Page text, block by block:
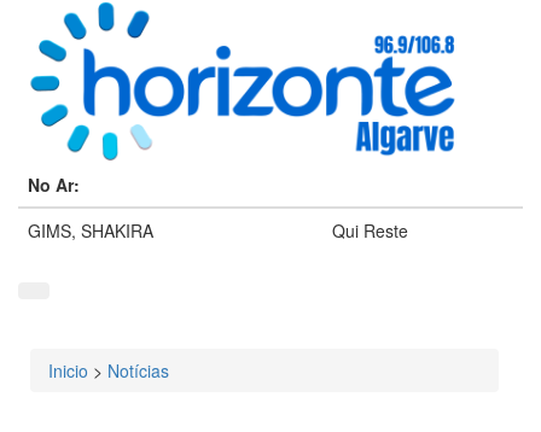
No Ar:
GIMS, SHAKIRA
Qui Reste
Está aqui
Inicio > Notícias